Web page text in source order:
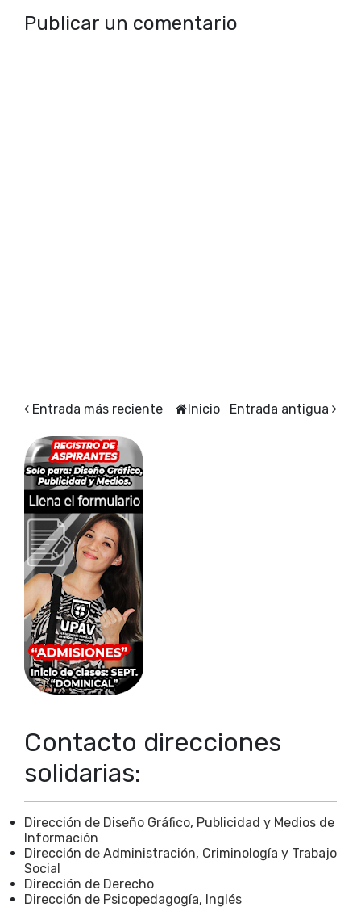
Publicar un comentario
Entrada más reciente Entrada antigua
Inicio
Contacto direcciones
solidarias:
Dirección de Diseño Gráfico, Publicidad y Medios de
Información
Dirección de Administración, Criminología y Trabajo
Social
Dirección de Derecho
Dirección de Psicopedagogía, Inglés